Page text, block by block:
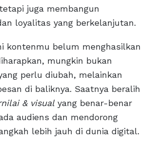
juga membangun
loyalitas yang berkelanjutan.
kontenmu belum menghasilkan
mungkin bukan
perlu diubah, melainkan
di baliknya. Saatnya beralih
& visualyang benar-benar
audiens dan mendorong
lebih jauh di dunia digital.